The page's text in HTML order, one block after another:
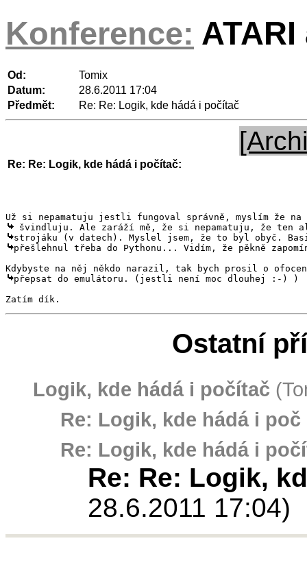
Konference:
Od:
Tomix
Datum:
28.6.2011 17:04
Předmět:
Re: Re: Logik, kde hádá i počítač
Re: Re: Logik, kde hádá i počítač:
přešlehnul třeba do Pythonu... Vidím, že pěkně
přepsat do emulátoru. (jestli není moc dlouhej :-) )
Zatím dík.
Ostatní
Logik, kde hádá i počítač
Re: Logik, kde hádá i poč
Re: Logik, kde hádá i
Re: Re: Logik,
28.6.2011 17:04)